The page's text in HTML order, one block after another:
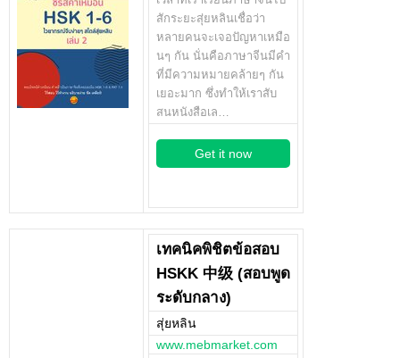
สักระยะสุ่ยหลินเชื่อว่า
หลายคนจะเจอปัญหาเหมือ
นๆ กัน นั่นคือภาษาจีนมีคำ
ที่มีความหมายคล้ายๆ กัน
เยอะมาก ซึ่งทำให้เราสับ
สนหนังสือเล…
Get it now
เทคนิคพิชิตข้อสอบ
HSKK 中级 (สอบพูด
ระดับกลาง)
สุ่ยหลิน
www.mebmarket.com